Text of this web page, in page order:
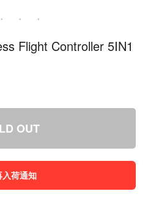
Flight Controller 5IN1
OUT
入荷通知